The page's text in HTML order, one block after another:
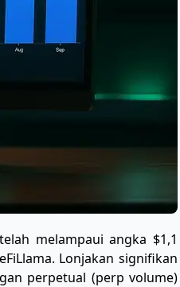
melampaui angka $1,1
Lonjakan signifikan
perpetual (perp volume)